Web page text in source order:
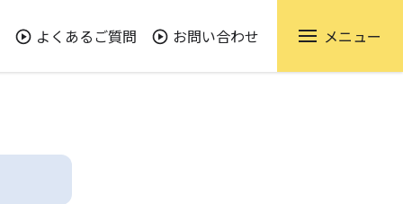
よくあるご質問 お問い合わせ メニュー